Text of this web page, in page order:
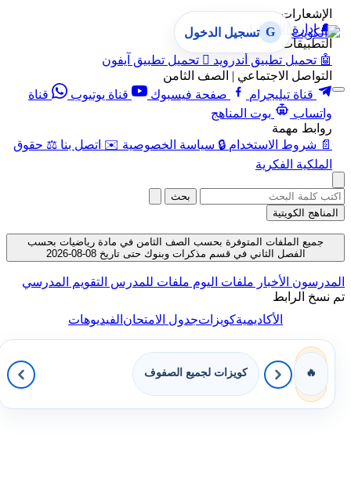
الإشعارات
🔔 إدارة الإشعارات
التطبيقات
🤖 تحميل تطبيق أندرويد  تحميل تطبيق آيفون
التواصل الاجتماعي | الصف الثامن
قناة تيليجرام
صفحة فيسبوك قناة يوتيوب
قناة
واتساب
بوت المناهج
روابط مهمة
📄 شروط الاستخدام 🔒 سياسة الخصوصية ✉️ اتصل بنا ⚖️ حقوق
الملكية الفكرية
G تسجيل الدخول
بحث
المناهج الكويتية
جميع الملفات المتوفرة بحسب الصف الثامن في مادة رياضيات بحسب
الفصل الثاني في قسم مذكرات وبنوك حتى تاريخ 08-08-2026
المدرسون الأخبار ملفات اليوم ملفات للمدرس التقويم المدرسي
تم نسخ الرابط
الأكاديميةكويزاتجدول الامتحانالفيديوهات
🔥 كويزات لجميع الصفوف